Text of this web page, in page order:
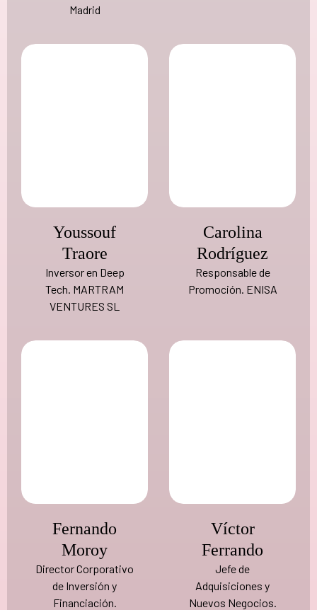
Madrid
Youssouf
Traore
Inversor en Deep
Tech. MARTRAM
VENTURES SL
Carolina
Rodríguez
Responsable de
Promoción. ENISA
Fernando
Moroy
Director Corporativo
de Inversión y
Financiación.
Víctor
Ferrando
Jefe de
Adquisiciones y
Nuevos Negocios.